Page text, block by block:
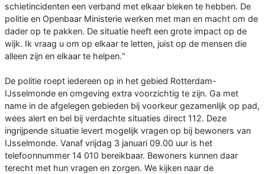
schietincidenten een verband met elkaar bleken te hebben. De
politie en Openbaar Ministerie werken met man en macht om de
dader op te pakken. De situatie heeft een grote impact op de
wijk. Ik vraag u om op elkaar te letten, juist op de mensen die
alleen zijn en elkaar te helpen.“
De politie roept iedereen op in het gebied Rotterdam-
IJsselmonde en omgeving extra voorzichtig te zijn. Ga met
name in de afgelegen gebieden bij voorkeur gezamenlijk op pad,
wees alert en bel bij verdachte situaties direct 112. Deze
ingrijpende situatie levert mogelijk vragen op bij bewoners van
IJsselmonde. Vanaf vrijdag 3 januari 09.00 uur is het
telefoonnummer 14 010 bereikbaar. Bewoners kunnen daar
terecht met hun vragen en zorgen. We kijken naar de